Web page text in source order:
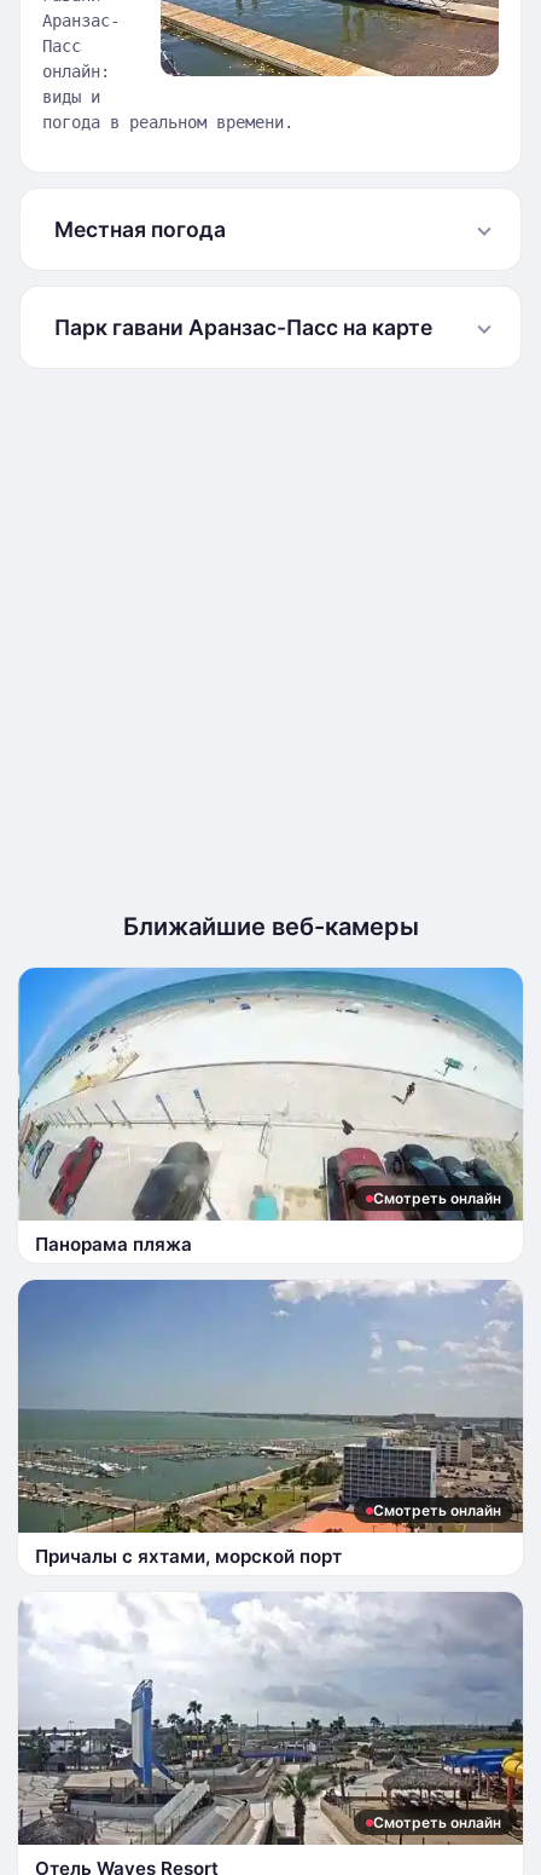
Аранзас-
Пасс
онлайн:
виды и
погода в реальном времени.
Местная погода
Парк гавани Аранзас-Пасс на карте
Ближайшие веб-камеры
Смотреть онлайн
Панорама пляжа
Смотреть онлайн
Причалы с яхтами, морской порт
Смотреть онлайн
Отель Waves Resort